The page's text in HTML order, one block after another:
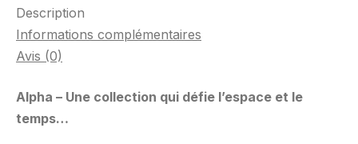
Description
Informations complémentaires
Avis (0)
Alpha – Une collection qui défie l’espace et le
temps…